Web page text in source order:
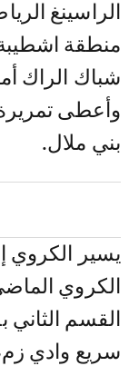
الراسينغ
منطقة اشطيبة
وأعطى
بني ملال.
يسير الكروي
الكروي
سريع وادي